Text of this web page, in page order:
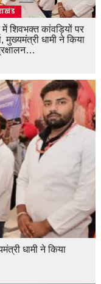
में शिवभक्त कांवड़ियों पर
मुख्यमंत्री धामी ने किया
धामी ने किया